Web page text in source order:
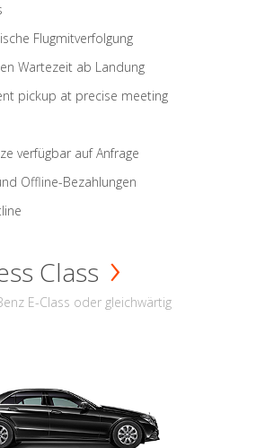
Flugmitverfolgung
Wartezeit ab Landung
pickup at precise meeting
verfügbar auf Anfrage
Offline-Bezahlungen
Class
E-Class oder gleichwärtig